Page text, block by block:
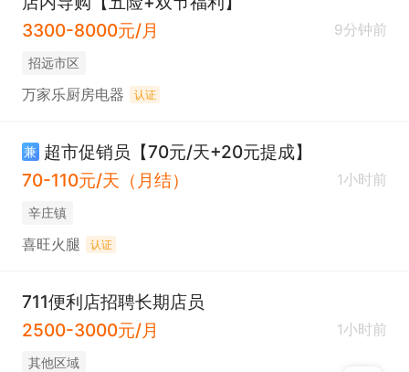
3300-8000元/月
9分钟前
招远市区
万家乐厨房电器 认证
兼 超市促销员【70元/天+20元提成】
70-110元/天（月结）
1小时前
辛庄镇
喜旺火腿 认证
711便利店招聘长期店员
2500-3000元/月
1小时前
其他区域